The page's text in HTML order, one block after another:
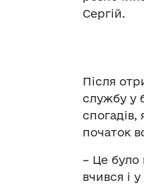
Сергій.
Після
службу у
спогадів,
початок
– Це було
вчився і